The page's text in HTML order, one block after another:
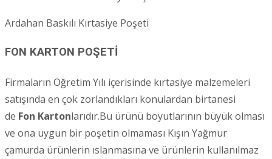
Ardahan Baskılı Kırtasiye Poşeti
FON KARTON POŞETİ
Firmaların Öğretim Yılı içerisinde kırtasiye malzemeleri
satışında en çok zorlandıkları konulardan birtanesi
de Fon Kartonlarıdır.Bu ürünü boyutlarının büyük olması
ve ona uygun bir poşetin olmaması Kışın Yağmur
çamurda ürünlerin ıslanmasına ve ürünlerin kullanılmaz